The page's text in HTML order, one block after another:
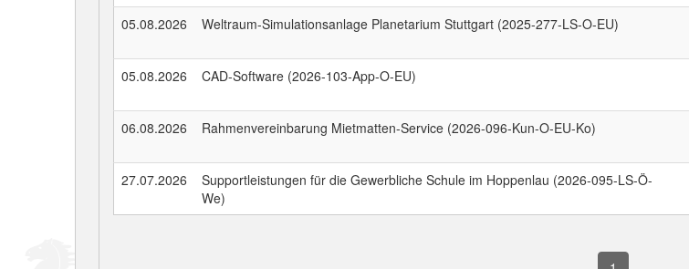
05.08.2026
Weltraum-Simulationsanlage Planetarium Stuttgart (2025-277-LS-O-EU)
05.08.2026
CAD-Software (2026-103-App-O-EU)
06.08.2026
Rahmenvereinbarung Mietmatten-Service (2026-096-Kun-O-EU-Ko)
27.07.2026
Supportleistungen für die Gewerbliche Schule im Hoppenlau (2026-095-LS-Ö-
We)